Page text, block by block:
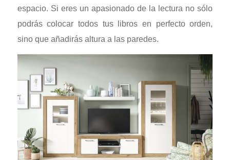
espacio. Si eres un apasionado de la lectura no sólo
podrás colocar todos tus libros en perfecto orden,
sino que añadirás altura a las paredes.